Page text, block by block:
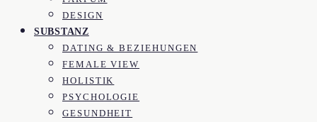
DESIGN
SUBSTANZ
DATING & BEZIEHUNGEN
FEMALE VIEW
HOLISTIK
PSYCHOLOGIE
GESUNDHEIT